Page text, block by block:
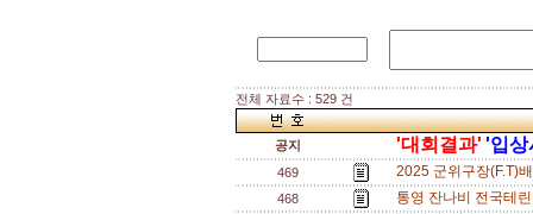
전체 자료수 : 529 건
공지 '대회결과' '입상
469 2025 군위구장(F.T)
468 통영 잔나비 전국테